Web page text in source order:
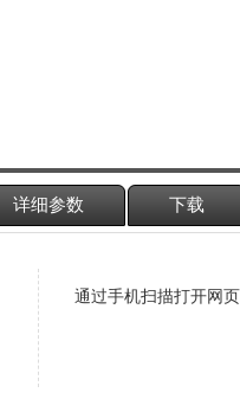
详细参数 下载
通过手机扫描打开网页